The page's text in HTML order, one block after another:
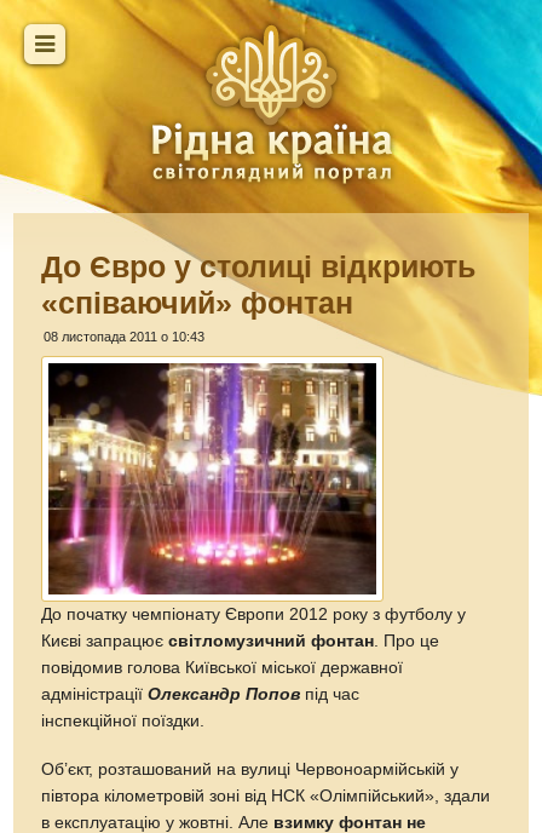
До Євро у столиці відкриють
«співаючий» фонтан
08 листопада 2011 о 10:43
До початку чемпіонату Європи 2012 року з футболу у
Києві запрацюєсвітломузичний фонтан . Про це
повідомив голова Київської міської державної
адміністраціїОлександр Попов під час
інспекційної поїздки.
Об’єкт, розташований на вулиці Червоноармійській у
півтора кілометровій зоні від НСК «Олімпійський», здали
в експлуатацію у жовтні. Але взимку фонтан не